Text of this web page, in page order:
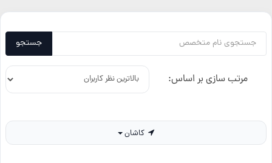
جستجو
مرتب سازی بر اساس: